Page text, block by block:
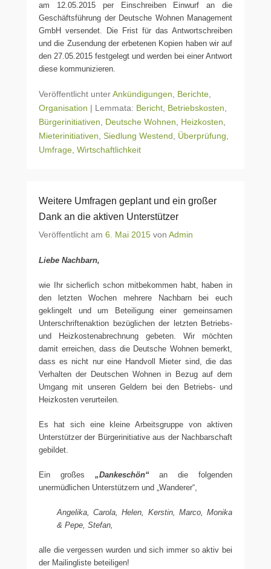
am 12.05.2015 per Einschreiben Einwurf an die
Geschäftsführung der Deutsche Wohnen Management
GmbH versendet. Die Frist für das Antwortschreiben
und die Zusendung der erbetenen Kopien haben wir auf
den 27.05.2015 festgelegt und werden bei einer Antwort
diese kommunizieren.
Veröffentlicht unterAnkündigungen Berichte
Organisation | Lemmata: Bericht Betriebskosten
Bürgerinitiativen
Deutsche Wohnen Heizkosten
Mieterinitiativen Siedlung Westend Überprüfung
Umfrage Wirtschaftlichkeit
Weitere Umfragen geplant und ein großer
Dank an die aktiven Unterstützer
Veröffentlicht am 6. Mai 2015 von Admin
Liebe Nachbarn,
wie Ihr sicherlich schon mitbekommen habt, haben in
den letzten Wochen mehrere Nachbarn bei euch
geklingelt und um Beteiligung einer gemeinsamen
Unterschriftenaktion bezüglichen der letzten Betriebs-
und Heizkostenabrechnung gebeten. Wir möchten
damit erreichen, dass die Deutsche Wohnen bemerkt,
dass es nicht nur eine Handvoll Mieter sind, die das
Verhalten der Deutschen Wohnen in Bezug auf dem
Umgang mit unseren Geldern bei den Betriebs- und
Heizkosten verurteilen.
Es hat sich eine kleine Arbeitsgruppe von aktiven
Unterstützer der Bürgerinitiative aus der Nachbarschaft
gebildet.
Ein großes „Dankeschön“an die folgenden
unermüdlichen Unterstützern und „Wanderer“,
Angelika, Carola, Helen, Kerstin, Marco, Monika
& Pepe, Stefan,
alle die vergessen wurden und sich immer so aktiv bei
der Mailingliste beteiligen!